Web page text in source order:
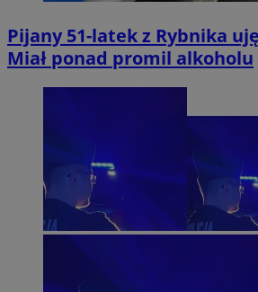
Pijany 51-latek z Rybnika
Miał ponad promil alkoholu